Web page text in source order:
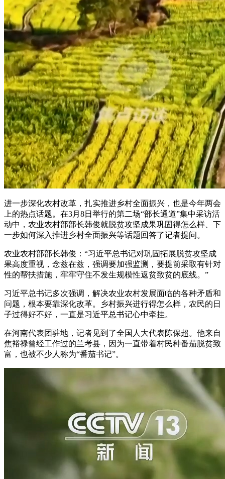
进一步深化农村改革，扎实推进乡村全面振兴，也是今年两会
上的热点话题。在3月8日举行的第二场“部长通道”集中采访活
动中，农业农村部部长韩俊就脱贫攻坚成果巩固得怎么样、下
一步如何深入推进乡村全面振兴等话题回答了记者提问。
农业农村部部长韩俊：“习近平总书记对巩固拓展脱贫攻坚成
果高度重视，念兹在兹，强调要加强监测，要提前采取有针对
性的帮扶措施，牢牢守住不发生规模性返贫致贫的底线。”
习近平总书记多次强调，解决农业农村发展面临的各种矛盾和
问题，根本要靠深化改革。乡村振兴进行得怎么样，农民的日
子过得好不好，一直是习近平总书记心中牵挂。
在河南代表团驻地，记者见到了全国人大代表陈保超。他来自
焦裕禄曾经工作过的兰考县，因为一直带着村民种番茄脱贫致
富，也被不少人称为“番茄书记”。